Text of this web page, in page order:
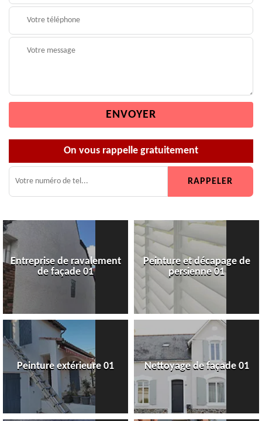
On vous rappelle gratuitement
Entreprise de ravalement
de façade 01
Peinture et décapage de
persienne 01
Peinture extérieure 01 Nettoyage de façade 01